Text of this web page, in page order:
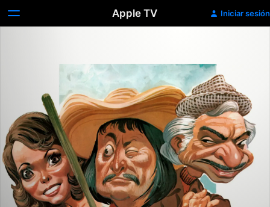
Apple TV Iniciar sesión